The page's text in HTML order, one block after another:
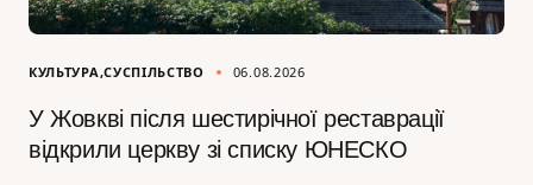
КУЛЬТУРА СУСПІЛЬСТВО 06.08.2026
У Жовкві після шестирічної реставрації
відкрили церкву зі списку ЮНЕСКО